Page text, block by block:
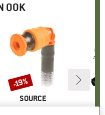
OOK
MERK
SOURCE
Korting
-19%
Artikel